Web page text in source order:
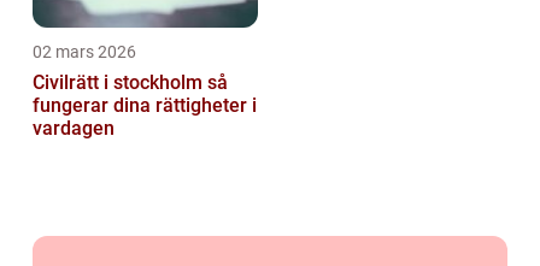
02 mars 2026
Civilrätt i stockholm så
fungerar dina rättigheter i
vardagen